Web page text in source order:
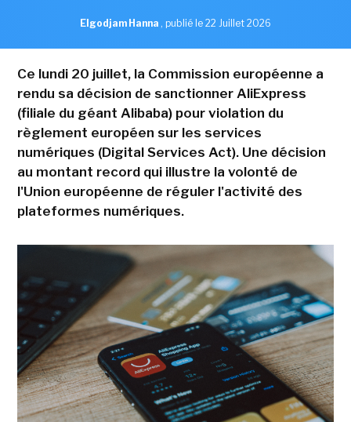
Elgodjam Hanna , publié le 22 Juillet 2026
Ce lundi 20 juillet, la Commission européenne a
rendu sa décision de sanctionner AliExpress
(filiale du géant Alibaba) pour violation du
règlement européen sur les services
numériques (Digital Services Act). Une décision
au montant record qui illustre la volonté de
l'Union européenne de réguler l'activité des
plateformes numériques.